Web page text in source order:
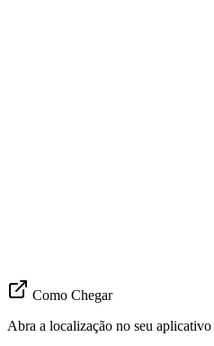
Como Chegar
Abra a localização no seu